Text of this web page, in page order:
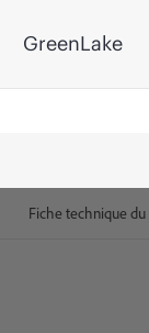
GreenLake